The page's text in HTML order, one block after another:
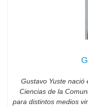
Gustavo Yuste nació
Ciencias de la
para distintos medios